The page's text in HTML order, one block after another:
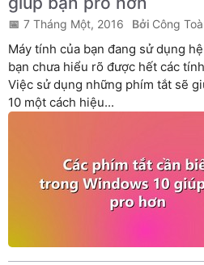
7 Tháng Một, 2016 Công
Máy tính của bạn đang sử dụng
bạn chưa hiểu rõ được hết các
Việc sử dụng những phím tắt sẽ
10 một cách hiệu...